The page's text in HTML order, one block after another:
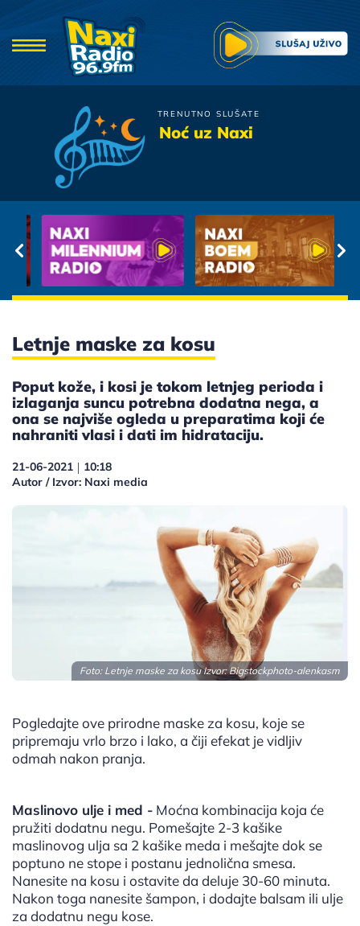
TRENUTNO SLUŠATE
Noć uz Naxi
Zabranjeno Pusenje
Letnje maske za kosu
Poput kože, i kosi je tokom letnjeg perioda i
izlaganja suncu potrebna dodatna nega, a
ona se najviše ogleda u preparatima koji će
nahraniti vlasi i dati im hidrataciju.
21-06-2021 | 10:18
Autor / Izvor: Naxi media
Foto: Letnje maske za kosu Izvor: Bigstockphoto-alenkasm
Pogledajte ove prirodne maske za kosu, koje se
pripremaju vrlo brzo i lako, a čiji efekat je vidljiv
odmah nakon pranja.
Maslinovo ulje i med - Moćna kombinacija koja će
pružiti dodatnu negu. Pomešajte 2-3 kašike
maslinovog ulja sa 2 kašike meda i mešajte dok se
poptuno ne stope i postanu jednolična smesa.
Nanesite na kosu i ostavite da deluje 30-60 minuta.
Nakon toga nanesite šampon, i dodajte balsam ili ulje
za dodatnu negu kose.